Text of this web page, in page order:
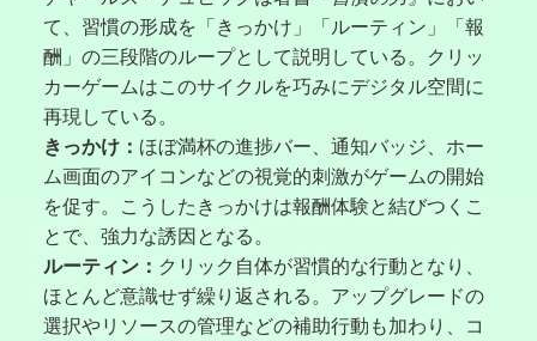
て、習慣の形成を「きっかけ」「ルーティン」「報
酬」の三段階のループとして説明している。クリッ
カーゲームはこのサイクルを巧みにデジタル空間に
再現している。
きっかけ： ほぼ満杯の進捗バー、通知バッジ、ホー
ム画面のアイコンなどの視覚的刺激がゲームの開始
を促す。こうしたきっかけは報酬体験と結びつくこ
とで、強力な誘因となる。
ルーティン： クリック自体が習慣的な行動となり、
ほとんど意識せず繰り返される。アップグレードの
選択やリソースの管理などの補助行動も加わり、コ